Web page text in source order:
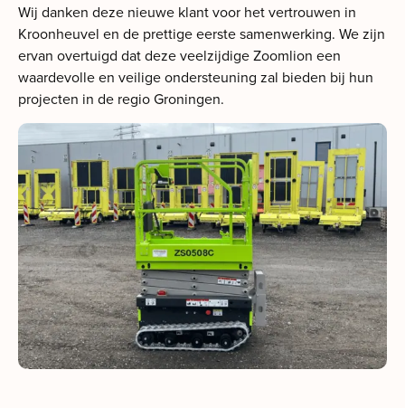
Wij danken deze nieuwe klant voor het vertrouwen in
Kroonheuvel en de prettige eerste samenwerking. We zijn
ervan overtuigd dat deze veelzijdige Zoomlion een
waardevolle en veilige ondersteuning zal bieden bij hun
projecten in de regio Groningen.